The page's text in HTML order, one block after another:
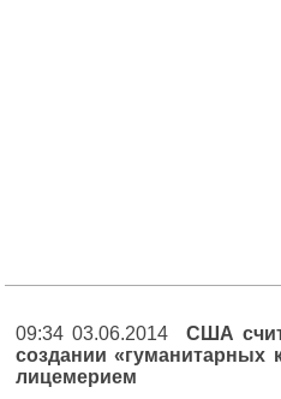
09:34 03.06.2014 США
создании «гуманитарных
лицемерием